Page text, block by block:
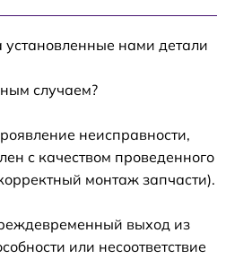
установленные нами детали
случаем?
неисправности,
с качеством проведенного
монтаж запчасти).
выход из
или несоответствие